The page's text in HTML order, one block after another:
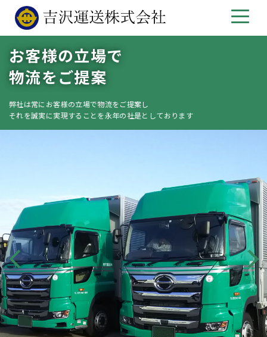
お客様の立場で
物流をご提案
弊社は常にお客様の立場で物流をご提案し
それを誠実に実現することを永年の社是としております